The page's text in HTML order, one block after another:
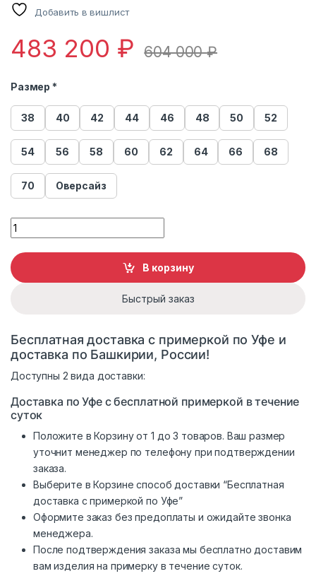
Добавить в вишлист
483 200 ₽ 604 000₽
Размер *
38 40 42 44 46 48 50 52
54 56 58 60 62 64 66 68
70 Оверсайз
Шуба норковая Меха России 1489 quantity
В корзину
Быстрый заказ
Бесплатная доставка с примеркой по Уфе и
доставка по Башкирии, России!
Доступны 2 вида доставки:
Доставка по Уфе с бесплатной примеркой в течение
суток
Положите в Корзину от 1 до 3 товаров. Ваш размер
уточнит менеджер по телефону при подтверждении
заказа.
Выберите в Корзине способ доставки “Бесплатная
доставка с примеркой по Уфе”
Оформите заказ без предоплаты и ожидайте звонка
менеджера.
После подтверждения заказа мы бесплатно доставим
вам изделия на примерку в течение суток.